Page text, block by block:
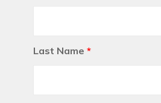
Last Name *